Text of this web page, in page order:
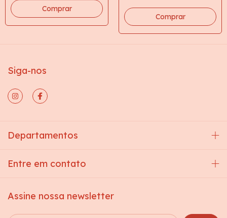
Comprar
Siga-nos
Departamentos
Entre em contato
Assine nossa newsletter